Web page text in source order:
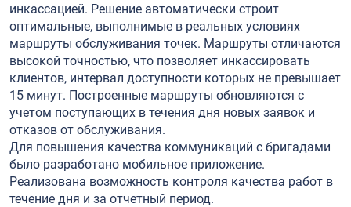
инкассацией. Решение автоматически строит
оптимальные, выполнимые в реальных условиях
маршруты обслуживания точек. Маршруты отличаются
высокой точностью, что позволяет инкассировать
клиентов, интервал доступности которых не превышает
15 минут. Построенные маршруты обновляются с
учетом поступающих в течения дня новых заявок и
отказов от обслуживания.
Для повышения качества коммуникаций с бригадами
было разработано мобильное приложение.
Реализована возможность контроля качества работ в
течение дня и за отчетный период.